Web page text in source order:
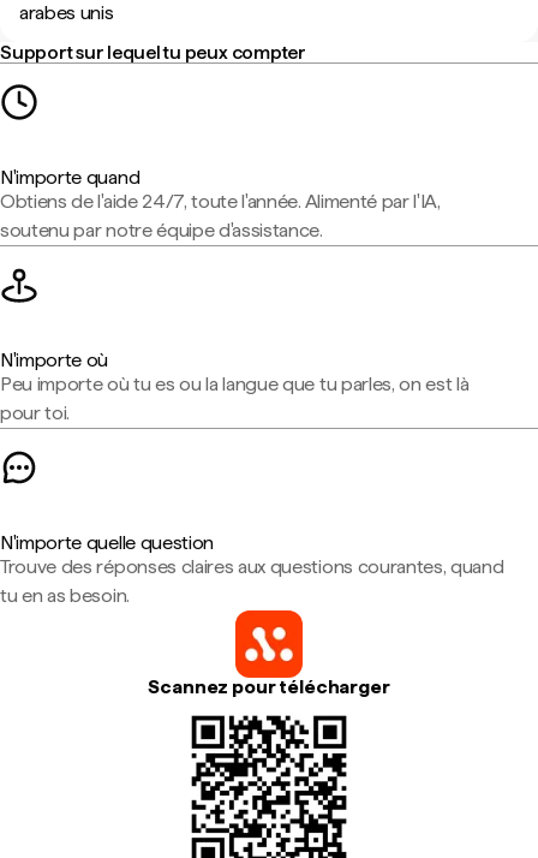
arabes unis
Support sur lequel tu peux compter
N'importe quand
Obtiens de l'aide 24/7, toute l'année. Alimenté par l'IA,
soutenu par notre équipe d'assistance.
N'importe où
Peu importe où tu es ou la langue que tu parles, on est là
pour toi.
N'importe quelle question
Trouve des réponses claires aux questions courantes, quand
tu en as besoin.
Scannez pour télécharger